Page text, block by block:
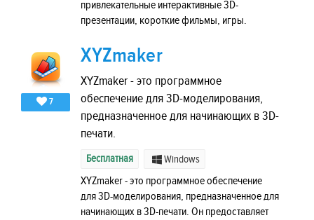
привлекательные интерактивные 3D-
презентации, короткие фильмы, игры.
7
XYZmaker
XYZmaker - это программное
обеспечение для 3D-моделирования,
предназначенное для начинающих в 3D-
печати.
Бесплатная Windows
XYZmaker - это программное обеспечение
для 3D-моделирования, предназначенное для
начинающих в 3D-печати. Он предоставляет